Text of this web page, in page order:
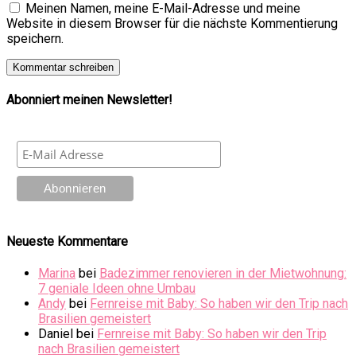
Meinen Namen, meine E-Mail-Adresse und meine
Website in diesem Browser für die nächste Kommentierung
speichern.
Abonniert meinen Newsletter!
Neueste Kommentare
Marina bei Badezimmer renovieren in der Mietwohnung:
7 geniale Ideen ohne Umbau
Andy bei Fernreise mit Baby: So haben wir den Trip nach
Brasilien gemeistert
Daniel bei Fernreise mit Baby: So haben wir den Trip
nach Brasilien gemeistert